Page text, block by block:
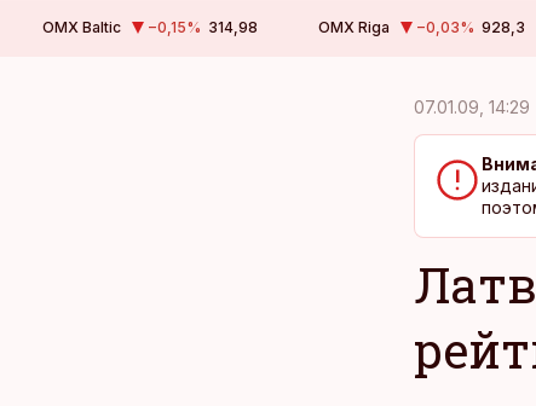
OMX Baltic −0,15% 314,98 OMX Riga −0,03% 928,3
07.01.09, 14:29